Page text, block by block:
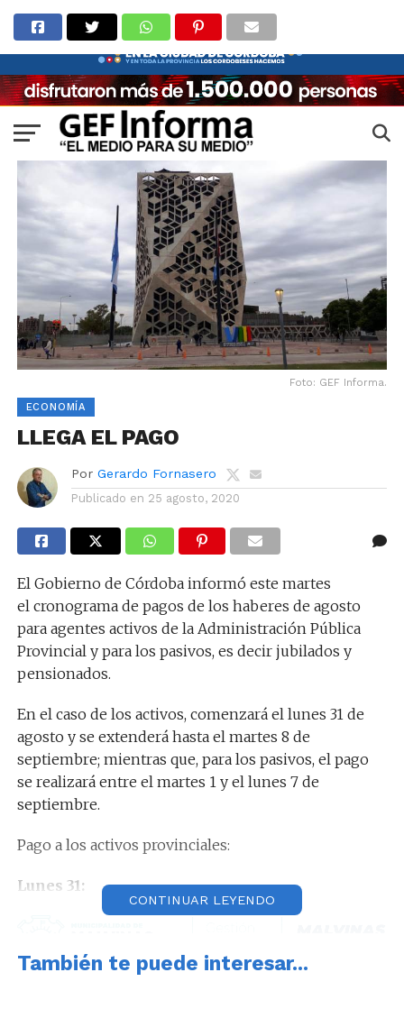
Foto: GEF Informa.
ECONOMÍA
LLEGA EL PAGO
Por Gerardo Fornasero
Publicado en 25 agosto, 2020
El Gobierno de Córdoba informó este martes
el cronograma de pagos de los haberes de agosto
para agentes activos de la Administración Pública
Provincial y para los pasivos, es decir jubilados y
pensionados.
En el caso de los activos, comenzará el lunes 31 de
agosto y se extenderá hasta el martes 8 de
septiembre; mientras que, para los pasivos, el pago
se realizará entre el martes 1 y el lunes 7 de
septiembre.
Pago a los activos provinciales:
Lunes 31:
CONTINUAR LEYENDO
También te puede interesar...